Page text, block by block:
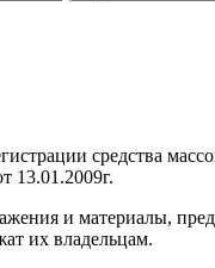
средства
13.01.2009г.
и материалы,
их владельцам.